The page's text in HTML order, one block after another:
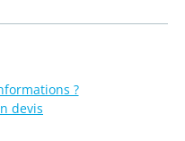
?
devis